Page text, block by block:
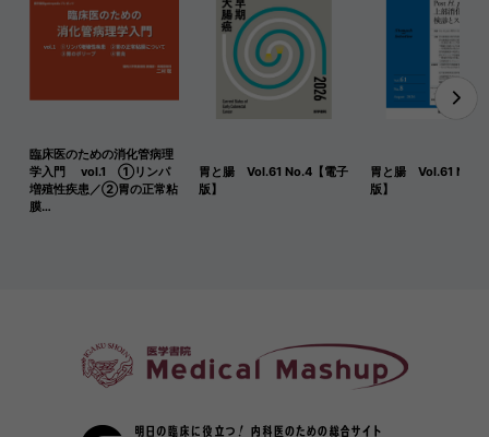
臨床医のための消化管病理
学入門 vol.1 ①リンパ
増殖性疾患／②胃の正常粘
膜…
胃と腸 Vol.61 No.4【電子
版】
胃と腸 Vol.61 No.8
版】